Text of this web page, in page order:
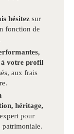
hésitez sur
fonction de
à votre profil
aux frais
héritage,
pour
patrimoniale.